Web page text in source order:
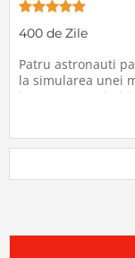
400 de Zile
Patru astronauti
la simularea unei
in care sunt trimisi
psihologice pe
calatoria in spatiu.
mentala a